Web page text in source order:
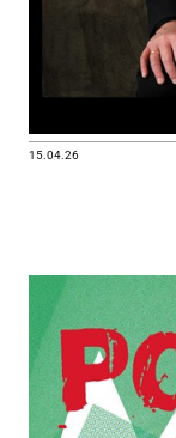
15.04.26